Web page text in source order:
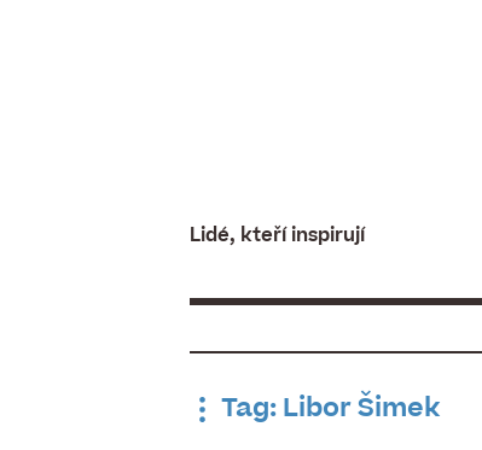
Lidé, kteří inspirují
Tag: Libor Šimek